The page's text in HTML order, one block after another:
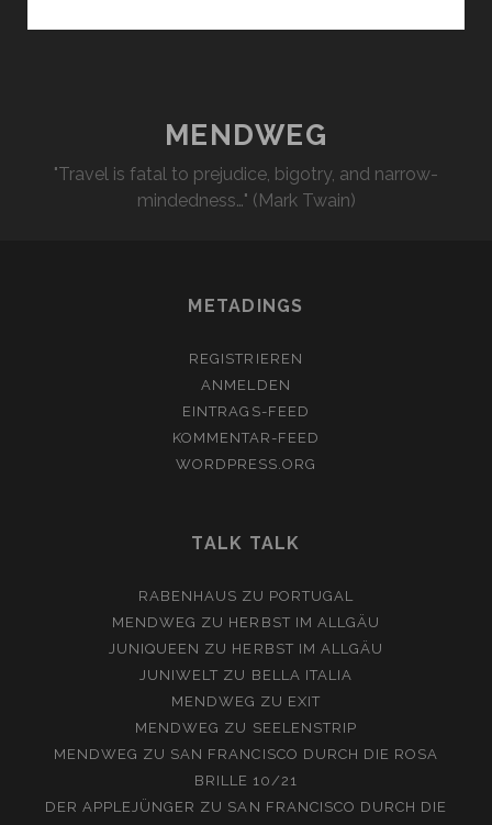
MENDWEG
"Travel is fatal to prejudice, bigotry, and narrow-
mindedness…" (Mark Twain)
METADINGS
REGISTRIEREN
ANMELDEN
EINTRAGS-FEED
KOMMENTAR-FEED
WORDPRESS.ORG
TALK TALK
RABENHAUS ZU PORTUGAL
MENDWEG ZU HERBST IM ALLGÄU
JUNIQUEEN ZU HERBST IM ALLGÄU
JUNIWELT ZU BELLA ITALIA
MENDWEG ZU EXIT
MENDWEG ZU SEELENSTRIP
MENDWEG ZU SAN FRANCISCO DURCH DIE ROSA
BRILLE 10/21
DER APPLEJÜNGER ZU SAN FRANCISCO DURCH DIE